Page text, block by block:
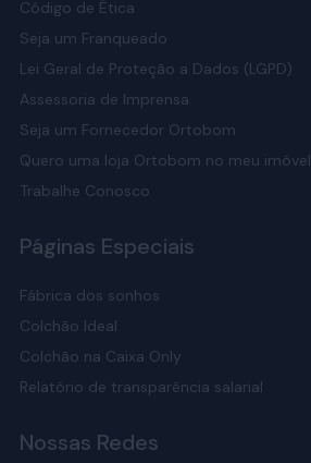
Código de Ética
Seja um Franqueado
Lei Geral de Proteção a Dados (LGPD)
Assessoria de Imprensa
Seja um Fornecedor Ortobom
Quero uma loja Ortobom no meu imóvel
Trabalhe Conosco
Páginas Especiais
Fábrica dos sonhos
Colchão Ideal
Colchão na Caixa Only
Relatório de transparência salarial
Nossas Redes